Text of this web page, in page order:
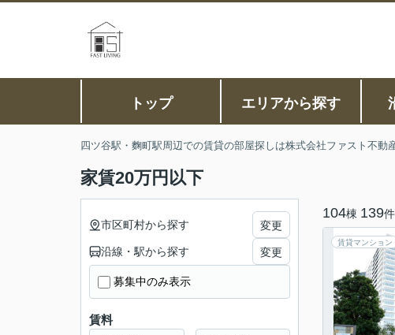
トップ エリアから探す
四ツ谷駅・麴町駅周辺での賃貸の部屋探しは株式会社ファスト不動
家賃20万円以下
104棟 139件
賃貸マンション
市区町村から探す 変更
沿線・駅から探す 変更
募集中のみ表示
賃料